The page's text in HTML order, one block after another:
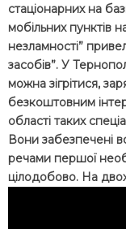
стаціонарних на
мобільних пунктів
незламності”
засобів”. У
можна зігрітися,
безкоштовним
області таких
Вони забезпечені
речами першої
цілодобово. На